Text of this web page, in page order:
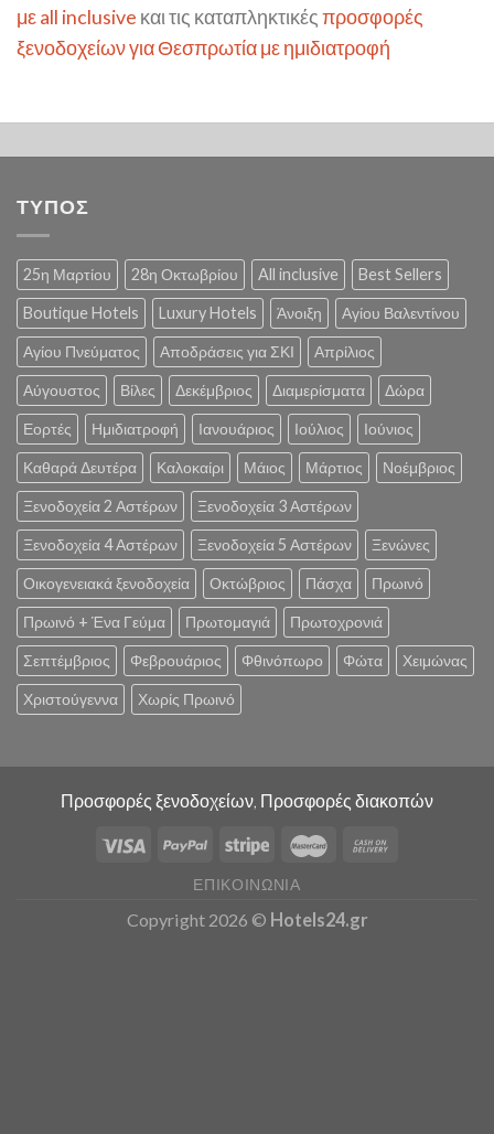
με all inclusive και τις καταπληκτικέςπροσφορές
ξενοδοχείων για Θεσπρωτία με ημιδιατροφή
ΤΥΠΟΣ
25η Μαρτίου 28η Οκτωβρίου All inclusive Best Sellers
Boutique Hotels Luxury Hotels Άνοιξη Αγίου Βαλεντίνου
Αγίου Πνεύματος Αποδράσεις για ΣΚΙ Απρίλιος
Αύγουστος Βίλες Δεκέμβριος Διαμερίσματα Δώρα
Εορτές Ημιδιατροφή Ιανουάριος Ιούλιος Ιούνιος
Καθαρά Δευτέρα Καλοκαίρι Μάιος Μάρτιος Νοέμβριος
Ξενοδοχεία 2 Αστέρων Ξενοδοχεία 3 Αστέρων
Ξενοδοχεία 4 Αστέρων Ξενοδοχεία 5 Αστέρων Ξενώνες
Οικογενειακά ξενοδοχεία Οκτώβριος Πάσχα Πρωινό
Πρωινό + Ένα Γεύμα Πρωτομαγιά Πρωτοχρονιά
Σεπτέμβριος Φεβρουάριος Φθινόπωρο Φώτα Χειμώνας
Χριστούγεννα Χωρίς Πρωινό
Προσφορές ξενοδοχείων, Προσφορές διακοπών
ΕΠΙΚΟΙΝΩΝΊΑ
Copyright 2026 © Hotels24.gr